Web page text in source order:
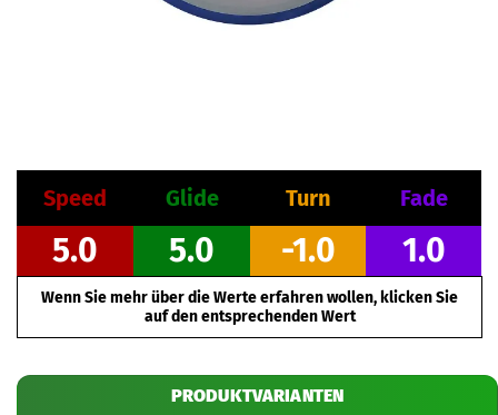
Speed Glide Turn Fade
5.0 5.0 -1.0 1.0
Wenn Sie mehr über die Werte erfahren wollen, klicken Sie
auf den entsprechenden Wert
PRODUKTVARIANTEN